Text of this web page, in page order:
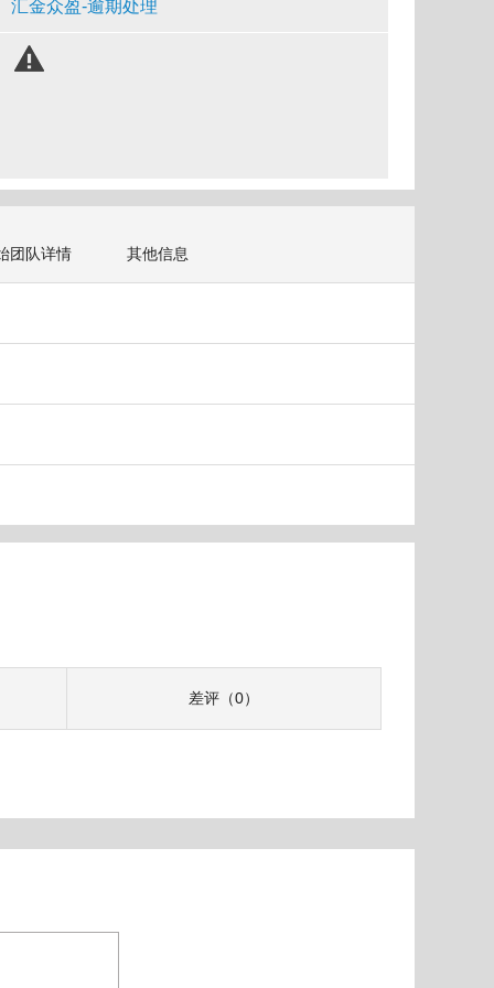
汇金众盈-逾期处理
团队详情 其他信息
差评（0）